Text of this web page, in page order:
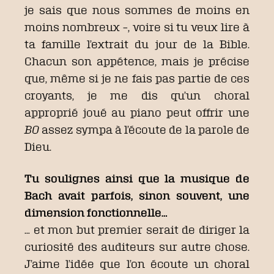
je sais que nous sommes de moins en
moins nombreux –, voire si tu veux lire à
ta famille l’extrait du jour de la Bible.
Chacun son appétence, mais je précise
que, même si je ne fais pas partie de ces
croyants, je me dis qu’un choral
approprié joué au piano peut offrir une
BO assez sympa à l’écoute de la parole de
Dieu.
Tu soulignes ainsi que la musique de
Bach avait parfois, sinon souvent, une
dimension fonctionnelle…
… et mon but premier serait de diriger la
curiosité des auditeurs sur autre chose.
J’aime l’idée que l’on écoute un choral